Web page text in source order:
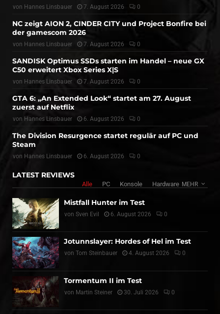
von Hannes Linsbauer 7. August 2026 0
NC zeigt AION 2, CINDER CITY und Project Bonfire bei
der gamescom 2026
von Hannes Linsbauer 7. August 2026 0
SANDISK Optimus SSDs starten im Handel – neue GX
C50 erweitert Xbox Series X|S
von Hannes Linsbauer 7. August 2026 0
GTA 6: „An Extended Look“ startet am 27. August
zuerst auf Netflix
von Hannes Linsbauer 6. August 2026 0
The Division Resurgence startet regulär auf PC und
Steam
von Hannes Linsbauer 6. August 2026 0
LATEST REVIEWS
Alle PC Konsole Hardware MEHR
Mistfall Hunter im Test
von Sven Evil 6. August 2026 0
Jotunnslayer: Hordes of Hel im Test
von Tom Steinbauer 4. August 2026 0
Tormentum II im Test
von Martin Steiner 30. Juli 2026 0